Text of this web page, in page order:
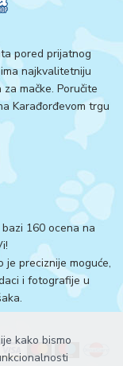
kako bismo
pored prijatnog
najkvalitetniju
mačke. Poručite
Karađorđevom trgu
160 ocena na
je preciznije moguće,
i fotografije u